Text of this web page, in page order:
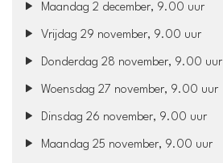
Maandag 2 december, 9.00 uur
Vrijdag 29 november, 9.00 uur
Donderdag 28 november, 9.00 uur
Woensdag 27 november, 9.00 uur
Dinsdag 26 november, 9.00 uur
Maandag 25 november, 9.00 uur